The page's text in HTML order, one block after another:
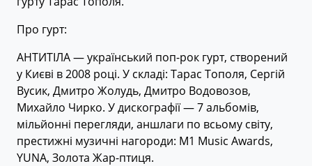
Про гурт:
АНТИТІЛА — український поп-рок гурт, створений
у Києві в 2008 році. У складі: Тарас Тополя, Сергій
Вусик, Дмитро Жолудь, Дмитро Водовозов,
Михайло Чирко. У дискографії — 7 альбомів,
мільйонні перегляди, аншлаги по всьому світу,
престижні музичні нагороди: M1 Music Awards,
YUNA, Золота Жар-птиця.